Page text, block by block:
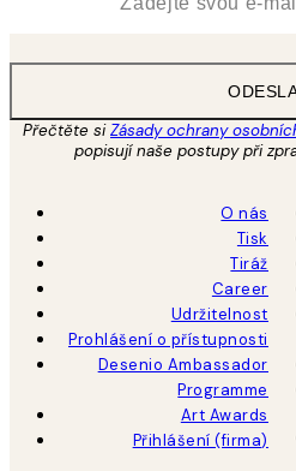
Přečtěte siZásady ochrany
popisují naše postupy při
O nás
Tisk
Tiráž
Career
Udržitelnost
Prohlášení o přístupnosti
Desenio Ambassador
Programme
Art Awards
Přihlášení (firma)